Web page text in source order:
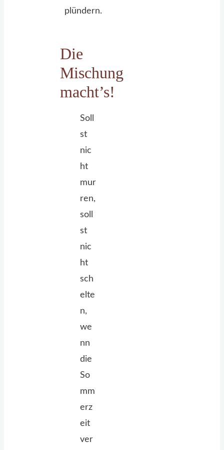
plündern.
Die
Mischung
macht’s!
Soll
st
nic
ht
mur
ren,
soll
st
nic
ht
sch
elte
n,
we
nn
die
So
mm
erz
eit
ver